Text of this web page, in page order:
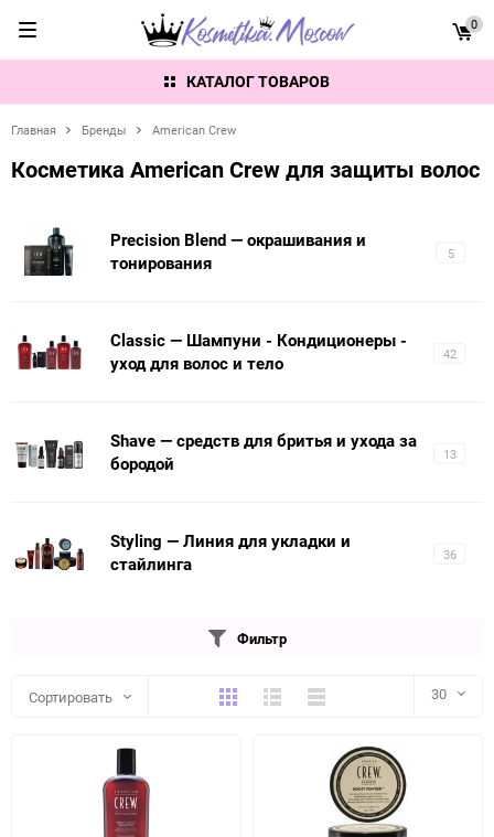
КАТАЛОГ ТОВАРОВ
0
Главная Бренды American Crew
Косметика American Crew для защиты волос
5
Precision Blend — окрашивания и
тонирования
42
Classic — Шампуни - Кондиционеры -
уход для волос и тело
13
Shave — средств для бритья и ухода за
бородой
36
Styling — Линия для укладки и
стайлинга
Фильтр
Сортировать ПлиткаПодробноКомпактно 30